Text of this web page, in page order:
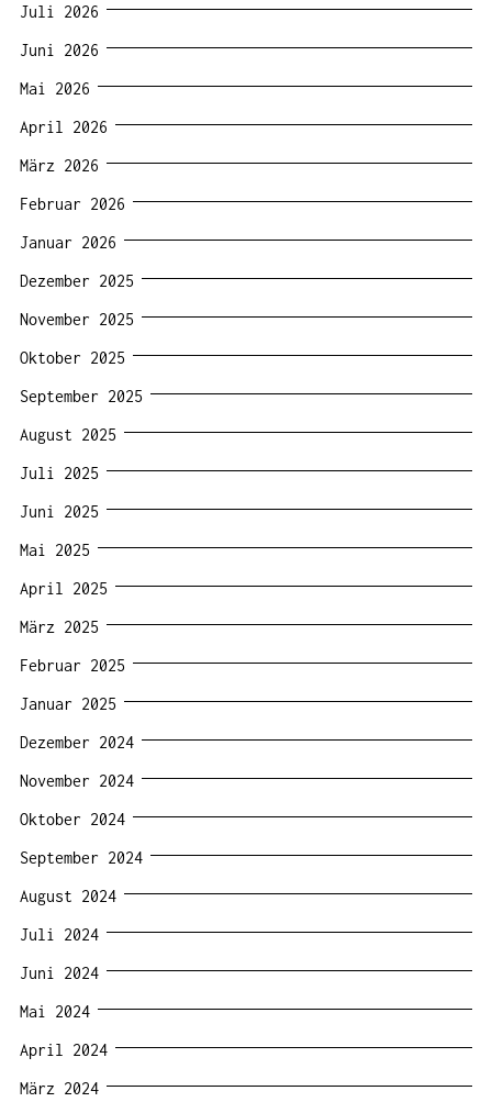
Juli 2026
Juni 2026
Mai 2026
April 2026
März 2026
Februar 2026
Januar 2026
Dezember 2025
November 2025
Oktober 2025
September 2025
August 2025
Juli 2025
Juni 2025
Mai 2025
April 2025
März 2025
Februar 2025
Januar 2025
Dezember 2024
November 2024
Oktober 2024
September 2024
August 2024
Juli 2024
Juni 2024
Mai 2024
April 2024
März 2024